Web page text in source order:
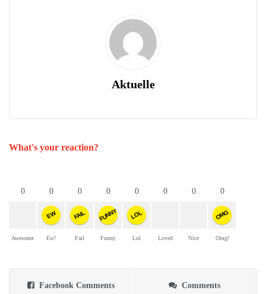
Aktuelle
What's your reaction?
0
Awesome
0
EW
Ew!
0
FAIL
Fail
0
FUNNY
Funny
0
LOL
Lol
0
Loved
0
Nice
0
OMG
Omg!
Facebook Comments Comments